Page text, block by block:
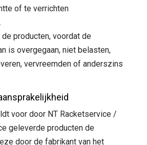
of te verrichten
producten, voordat de
is overgegaan, niet belasten,
vervreemden of anderszins
voor door NT Racketservice /
geleverde producten de
door de fabrikant van het